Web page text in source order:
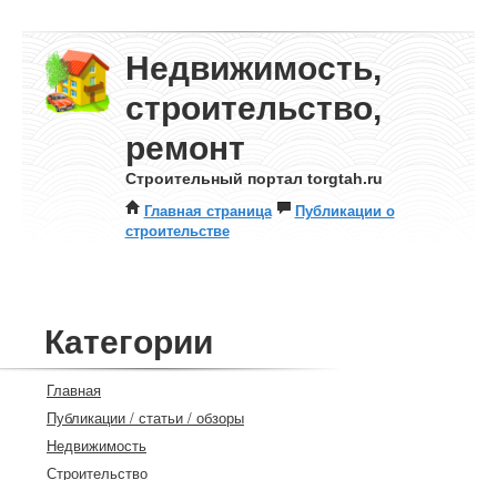
Недвижимость,
строительство,
ремонт
Строительный портал torgtah.ru
Главная страница
Публикации о
строительстве
Категории
Главная
Публикации / статьи / обзоры
Недвижимость
Строительство